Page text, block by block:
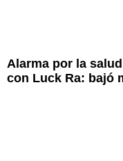
Alarma por la
con Luck Ra: bajó